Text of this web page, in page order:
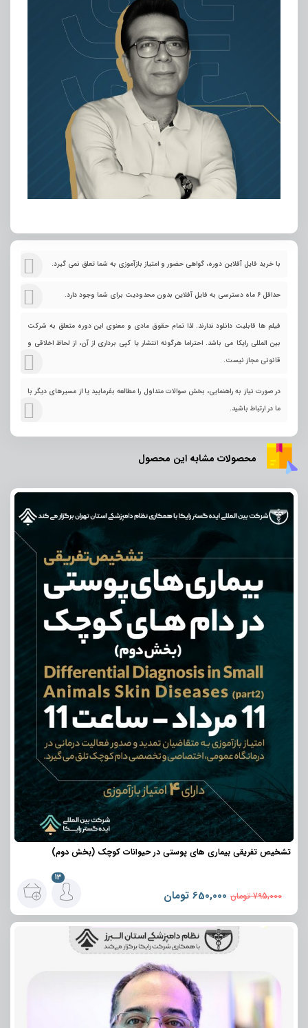
با خرید فایل آفلاین دوره، گواهی حضور و امتیاز بازآموزی به شما تعلق نمی گیرد.
حداقل 6 ماه دسترسی به فایل آفلاین بدون محدودیت برای شما وجود دارد.
فیلم ها قابلیت دانلود ندارند. لذا تمام حقوق مادی و معنوی این دوره متعلق به شرکت
بین المللی رایکا می باشد. احتراما هرگونه انتشار یا کپی برداری از آن، از لحاظ اخلاقی و
قانونی مجاز نیست.
در صورت نیاز به راهنمایی، بخش سوالات متداول را مطالعه بفرمایید یا از مسیرهای دیگر با
ما در ارتباط باشید.
محصولات مشابه این محصول
تشخیص تفریقی بیماری های پوستی در حیوانات کوچک (بخش دوم)
795,000 تومان 650,000 تومان
13